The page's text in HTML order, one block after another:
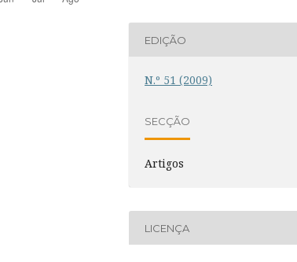
EDIÇÃO
N.º 51 (2009)
SECÇÃO
Artigos
LICENÇA